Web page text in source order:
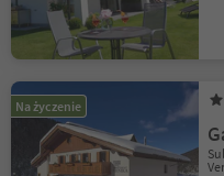
Na życzenie